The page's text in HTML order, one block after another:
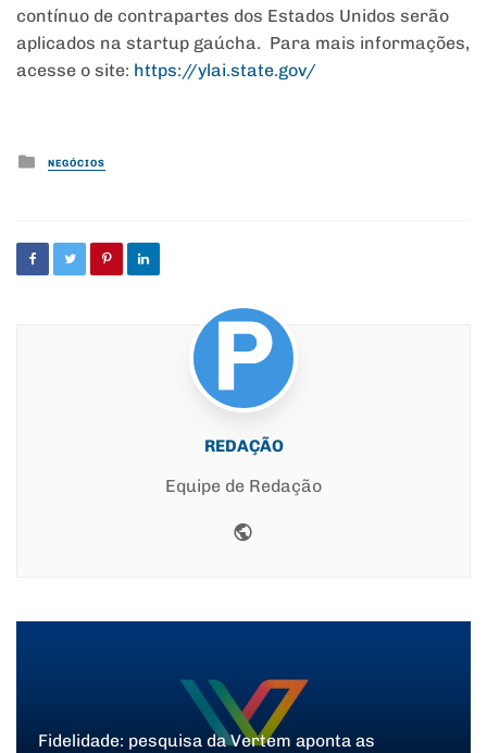
contínuo de contrapartes dos Estados Unidos serão
aplicados na startup gaúcha. Para mais informações,
acesse o site: https://ylai.state.gov/
Posted
in
NEGÓCIOS
REDAÇÃO
Equipe de Redação
Fidelidade: pesquisa da Vertem aponta as